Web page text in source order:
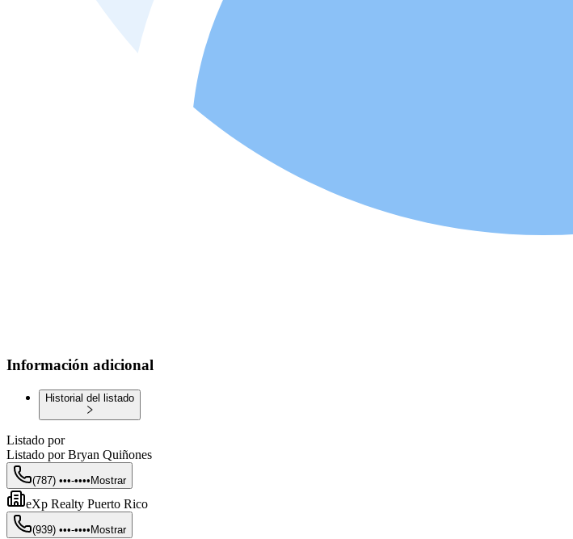
Información adicional
Historial del listado
Listado por
Listado por Bryan Quiñones
(787) •••-••••Mostrar
eXp Realty Puerto Rico
(939) •••-••••Mostrar